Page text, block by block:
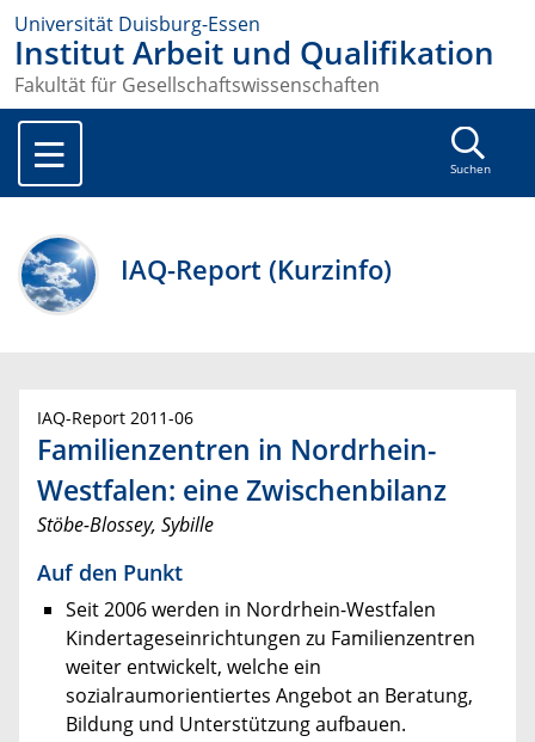
Universität Duisburg-Essen
Institut Arbeit und Qualifikation
Fakultät für Gesellschaftswissenschaften
Suchen
IAQ-Report (Kurzinfo)
IAQ-Report 2011-06
Familienzentren in Nordrhein-
Westfalen: eine Zwischenbilanz
Stöbe-Blossey, Sybille
Auf den Punkt
Seit 2006 werden in Nordrhein-Westfalen
Kindertageseinrichtungen zu Familienzentren
weiter entwickelt, welche ein
sozialraumorientiertes Angebot an Beratung,
Bildung und Unterstützung aufbauen.